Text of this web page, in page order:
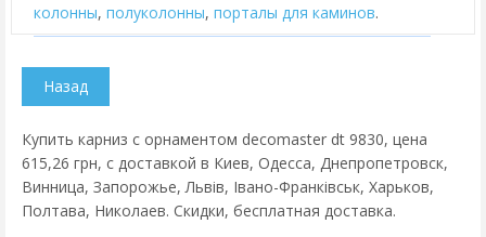
колонны, полуколонны, порталы для каминов.
Купить карниз с орнаментом decomaster dt 9830, цена
615,26 грн, с доставкой в Киев, Одесса, Днепропетровск,
Винница, Запорожье, Львів, Івано-Франківськ, Харьков,
Полтава, Николаев. Скидки, бесплатная доставка.